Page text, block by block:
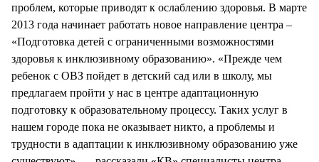
проблем, которые приводят к ослаблению здоровья. В марте
2013 года начинает работать новое направление центра –
«Подготовка детей с ограниченными возможностями
здоровья к инклюзивному образованию». «Прежде чем
ребенок с ОВЗ пойдет в детский сад или в школу, мы
предлагаем пройти у нас в центре адаптационную
подготовку к образовательному процессу. Таких услуг в
нашем городе пока не оказывает никто, а проблемы и
трудности в адаптации к инклюзивному образованию уже